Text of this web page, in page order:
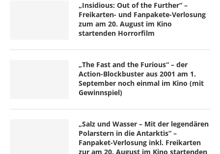
„Insidious: Out of the Further“ –
Freikarten- und Fanpakete-Verlosung
zum am 20. August im Kino
startenden Horrorfilm
„The Fast and the Furious“ – der
Action-Blockbuster aus 2001 am 1.
September noch einmal im Kino (mit
Gewinnspiel)
„Salz und Wasser – Mit der legendären
Polarstern in die Antarktis“ –
Fanpaket-Verlosung inkl. Freikarten
zur am 20. August im Kino startenden